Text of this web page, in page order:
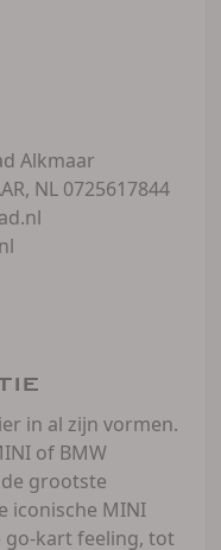
Alkmaar
NL 0725617844
in al zijn vormen.
of BMW
grootste
iconische MINI
go-kart feeling, tot